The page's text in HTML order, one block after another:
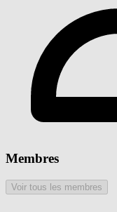
Membres
Voir tous les membres